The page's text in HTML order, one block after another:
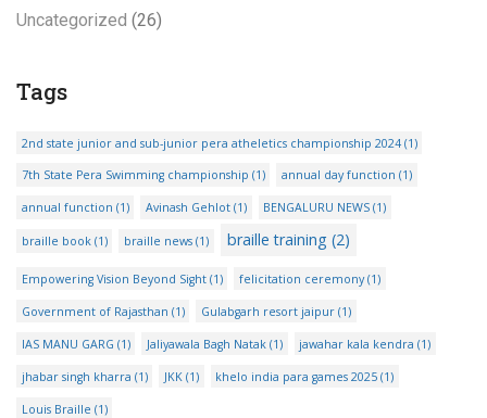
Uncategorized (26)
Tags
2nd state junior and sub-junior pera atheletics championship 2024(1)
7th State Pera Swimming championship (1) annual day function (1)
annual function (1) Avinash Gehlot(1) BENGALURU NEWS (1)
braille book(1) braille news(1) braille training (2)
Empowering Vision Beyond Sight(1) felicitation ceremony(1)
Government of Rajasthan (1) Gulabgarh resort jaipur(1)
IAS MANU GARG (1) Jaliyawala Bagh Natak(1) jawahar kala kendra (1)
jhabar singh kharra (1) JKK (1) khelo india para games 2025 (1)
Louis Braille (1)